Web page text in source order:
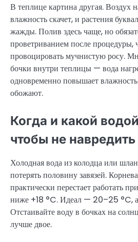
В теплице картина другая. Воздух
влажность скачет, и растения
жажды. Полив здесь чаще, но
проветриванием после процедуры,
провоцировать мучнистую росу.
бочки внутри теплицы — вода
одновременно повышает
обожают.
Когда и какой
чтобы не навредить
Холодная вода из колодца или
потерять половину завязей.
практически перестает работать
ниже +18 °C. Идеал — 20–25 °C,
Отстаивайте воду в бочках на
лучше двое.